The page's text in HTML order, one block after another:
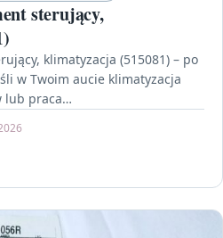
sterujący,
klimatyzacja (515081) – po
w Twoim aucie klimatyzacja
lub praca…